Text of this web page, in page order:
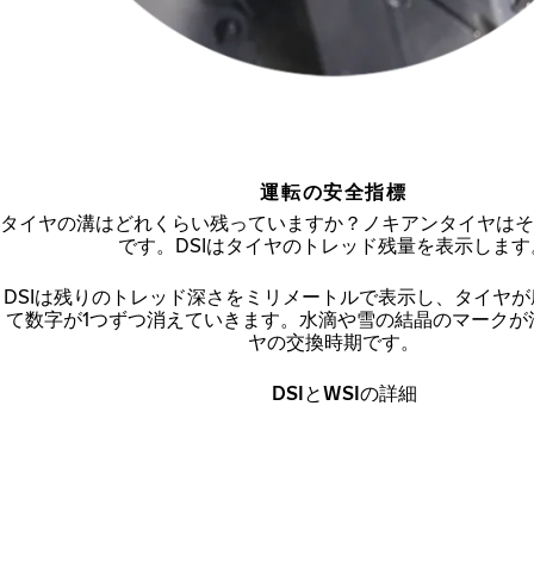
運転の安全指標
タイヤの溝はどれくらい残っていますか？ノキアンタイヤは
です。DSIはタイヤのトレッド残量を表示しま
DSIは残りのトレッド深さをミリメートルで表示し、タイヤ
て数字が1つずつ消えていきます。水滴や雪の結晶のマーク
ヤの交換時期です。
DSIとWSIの詳細